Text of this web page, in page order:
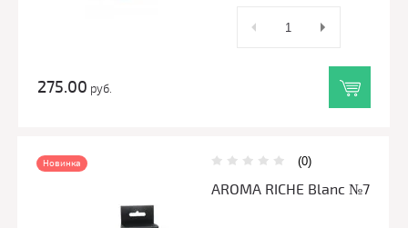
275.00 руб.
Новинка (0)
AROMA RICHE Blanc №7